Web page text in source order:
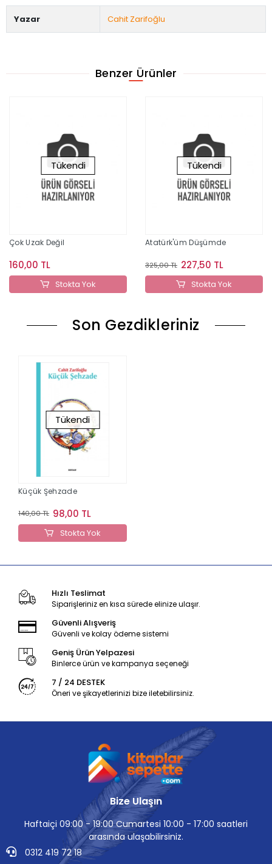
Yazar Cahit Zarifoğlu
Benzer Ürünler
Tükendi
Çok Uzak Değil
160,00 TL
Stokta Yok
Tükendi
Atatürk'üm Düşümde
325,00 TL 227,50 TL
Stokta Yok
Son Gezdikleriniz
Tükendi
Küçük Şehzade
140,00 TL 98,00 TL
Stokta Yok
Hızlı Teslimat
Siparişleriniz en kısa sürede elinize ulaşır.
Güvenli Alışveriş
Güvenli ve kolay ödeme sistemi
Geniş Ürün Yelpazesi
Binlerce ürün ve kampanya seçeneği
7 / 24 DESTEK
Öneri ve şikayetlerinizi bize iletebilirsiniz.
Bize Ulaşın
Haftaiçi 09:00 - 19:00 Cumartesi 10:00 - 17:00 saatleri
arasında ulaşabilirsiniz.
0312 419 72 18